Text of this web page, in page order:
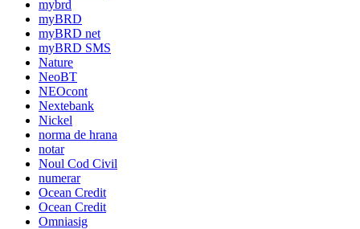
mybrd
myBRD
myBRD net
myBRD SMS
Nature
NeoBT
NEOcont
Nextebank
Nickel
norma de hrana
notar
Noul Cod Civil
numerar
Ocean Credit
Ocean Credit
Omniasig